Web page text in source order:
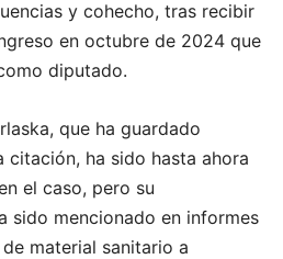
y cohecho, tras recibir
en octubre de 2024 que
diputado.
que ha guardado
citación, ha sido hasta ahora
el caso, pero su
sido mencionado en informes
material sanitario a